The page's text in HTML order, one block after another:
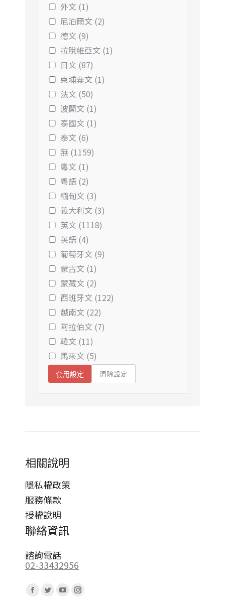
外文 (1)
尼泊爾文 (2)
德文 (9)
拉脫維亞文 (1)
日文 (87)
柬埔寨文 (1)
法文 (50)
波蘭文 (1)
泰國文 (1)
泰文 (6)
無 (1159)
粵文 (1)
粵語 (2)
緬甸文 (3)
義大利文 (3)
英文 (1118)
英語 (4)
葡萄牙文 (9)
蒙古文 (1)
蒙藏文 (2)
西班牙文 (122)
越南文 (22)
阿拉伯文 (7)
韓文 (11)
馬來文 (5)
套用設定 清除設定
相關說明
隱私權政策
服務條款
授權說明
聯絡資訊
諮詢電話
02-33432956
Facebook
TwitterYouTubeInstagram